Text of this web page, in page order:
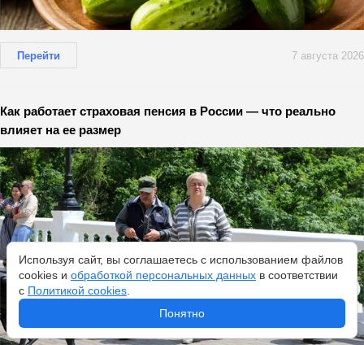
Перейти 7 августа 2026
Как работает страховая пенсия в России — что реально
влияет на ее размер
Используя сайт, вы соглашаетесь с использованием файлов
cookies и обработкой персональных данных в соответствии
с Политикой cookies
Понятно